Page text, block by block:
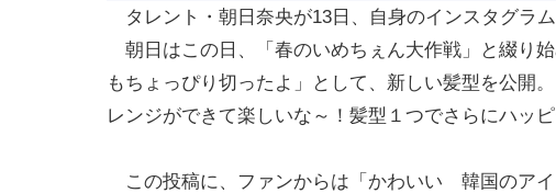
タレント・朝日奈央が13日、自身のインスタグラ
朝日はこの日、「春のいめちぇん大作戦」と綴り
もちょっぴり切ったよ」として、新しい髪型を公開
レンジができて楽しいな～！髪型１つでさらにハッ
この投稿に、ファンからは「かわいい 韓国のア